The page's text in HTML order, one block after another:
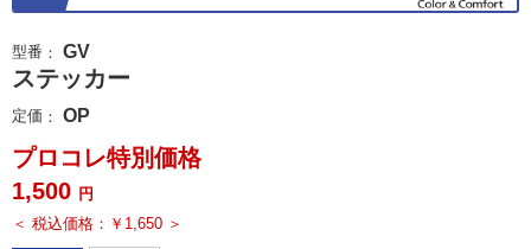
型番 ： GV
ステッカー
定価 ： OP
プロコレ特別価格
1,500 円
＜ 税込価格：￥1,650 ＞